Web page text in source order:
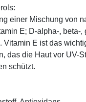
einer Mischung von
E; D-alpha-, beta-,
Vitamin E ist das
das die Haut vor UV-
schützt.